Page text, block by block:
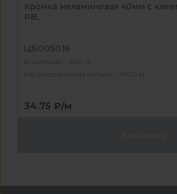
Кромка меламиновая 40мм с
PB...
ЦБ005016
В наличии - 200 м
На центральном складе - 3600 м
34.75 ₽/м